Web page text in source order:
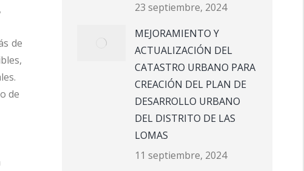
de
de
23 septiembre, 2024
MEJORAMIENTO Y
ACTUALIZACIÓN DEL
CATASTRO URBANO PARA
CREACIÓN DEL PLAN DE
DESARROLLO URBANO
DEL DISTRITO DE LAS
LOMAS
11 septiembre, 2024